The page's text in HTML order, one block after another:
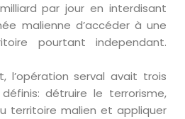
par jour en interdisant
malienne d’accéder à une
pourtant independant.
l’opération serval avait trois
détruire le terrorisme,
territoire malien et appliquer